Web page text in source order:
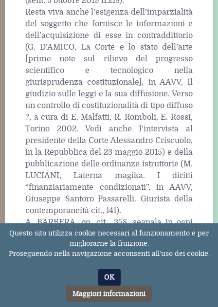
Resta viva anche l’esigenza dell’imparzialità
del soggetto che fornisce le informazioni e
dell’acquisizione di esse in contraddittorio
(G. D’AMICO, La Corte e lo stato dell’arte
[prime note sul rilievo del progresso
scientifico e tecnologico nella
giurisprudenza costituzionale], in AAVV, Il
giudizio sulle leggi e la sua diffusione. Verso
un controllo di costituzionalità di tipo diffuso
?, a cura di E. Malfatti, R. Romboli, E. Rossi,
Torino 2002. Vedi anche l’intervista al
presidente della Corte Alessandro Criscuolo,
in la Repubblica del 23 maggio 2015) e della
pubblicazione delle ordinanze istruttorie (M.
LUCIANI, Laterna magika. I diritti
“finanziariamente condizionati”, in AAVV,
Giuseppe Santoro Passarelli. Giurista della
contemporaneità cit., 141).
A. BARBERA, op. cit., 358, segnala in ogni
caso il pericolo della trasformazione della
iurisdictio in gubernaculum.
6. La terza questione (par. 99) sollevata dalla
Corte d’appello ha per oggetto le stesse
disposizioni di legge denunciate con le
questioni precedenti mentre la norma-
Questo sito utilizza cookie necessari al funzionamento e per
migliorarne la fruizione.
Proseguendo nella navigazione acconsenti all’uso dei cookie.
OK
Maggiori informazioni